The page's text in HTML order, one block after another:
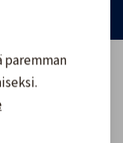
paremman